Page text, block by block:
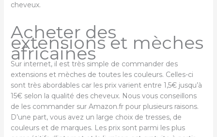
cheveux.
Acheter des
extensions et mèches
africaines
Sur internet, il est très simple de commander des
extensions et mèches de toutes les couleurs. Celles-ci
sont très abordables car les prix varient entre 1,5€ jusqu’à
15€ selon la qualité des cheveux. Nous vous conseillons
de les commander sur Amazon.fr pour plusieurs raisons.
D’une part, vous avez un large choix de tresses, de
couleurs et de marques. Les prix sont parmi les plus